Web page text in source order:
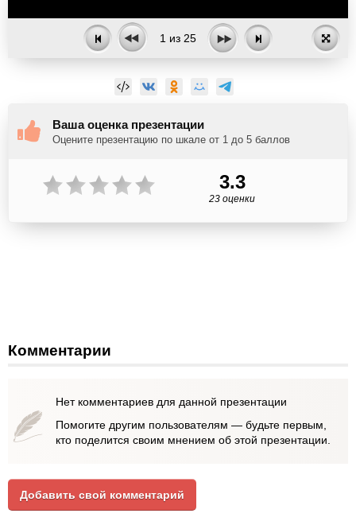
1 из 25
Ваша оценка презентации
Оцените презентацию по шкале от 1 до 5 баллов
3.3
23 оценки
Комментарии
Нет комментариев для данной презентации
Помогите другим пользователям — будьте первым,
кто поделится своим мнением об этой презентации.
Добавить свой комментарий